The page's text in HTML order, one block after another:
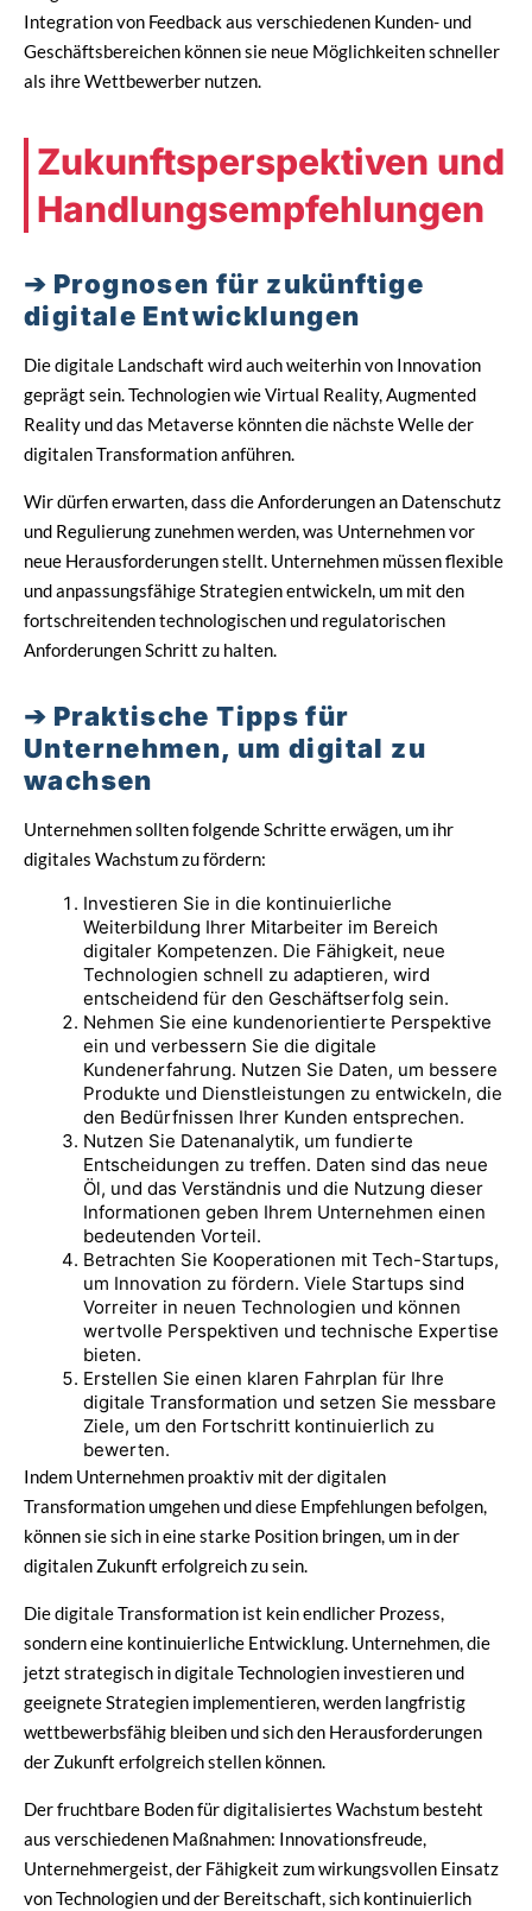
Integration von Feedback aus verschiedenen Kunden- und
Geschäftsbereichen können sie neue Möglichkeiten schneller
als ihre Wettbewerber nutzen.
Zukunftsperspektiven und
Handlungsempfehlungen
Prognosen für zukünftige
digitale Entwicklungen
Die digitale Landschaft wird auch weiterhin von Innovation
geprägt sein. Technologien wie Virtual Reality, Augmented
Reality und das Metaverse könnten die nächste Welle der
digitalen Transformation anführen.
Wir dürfen erwarten, dass die Anforderungen an Datenschutz
und Regulierung zunehmen werden, was Unternehmen vor
neue Herausforderungen stellt. Unternehmen müssen flexible
und anpassungsfähige Strategien entwickeln, um mit den
fortschreitenden technologischen und regulatorischen
Anforderungen Schritt zu halten.
Praktische Tipps für
Unternehmen, um digital zu
wachsen
Unternehmen sollten folgende Schritte erwägen, um ihr
digitales Wachstum zu fördern:
Investieren Sie in die kontinuierliche
Weiterbildung Ihrer Mitarbeiter im Bereich
digitaler Kompetenzen. Die Fähigkeit, neue
Technologien schnell zu adaptieren, wird
entscheidend für den Geschäftserfolg sein.
Nehmen Sie eine kundenorientierte Perspektive
ein und verbessern Sie die digitale
Kundenerfahrung. Nutzen Sie Daten, um bessere
Produkte und Dienstleistungen zu entwickeln, die
den Bedürfnissen Ihrer Kunden entsprechen.
Nutzen Sie Datenanalytik, um fundierte
Entscheidungen zu treffen. Daten sind das neue
Öl, und das Verständnis und die Nutzung dieser
Informationen geben Ihrem Unternehmen einen
bedeutenden Vorteil.
Betrachten Sie Kooperationen mit Tech-Startups,
um Innovation zu fördern. Viele Startups sind
Vorreiter in neuen Technologien und können
wertvolle Perspektiven und technische Expertise
bieten.
Erstellen Sie einen klaren Fahrplan für Ihre
digitale Transformation und setzen Sie messbare
Ziele, um den Fortschritt kontinuierlich zu
bewerten.
Indem Unternehmen proaktiv mit der digitalen
Transformation umgehen und diese Empfehlungen befolgen,
können sie sich in eine starke Position bringen, um in der
digitalen Zukunft erfolgreich zu sein.
Die digitale Transformation ist kein endlicher Prozess,
sondern eine kontinuierliche Entwicklung. Unternehmen, die
jetzt strategisch in digitale Technologien investieren und
geeignete Strategien implementieren, werden langfristig
wettbewerbsfähig bleiben und sich den Herausforderungen
der Zukunft erfolgreich stellen können.
Der fruchtbare Boden für digitalisiertes Wachstum besteht
aus verschiedenen Maßnahmen: Innovationsfreude,
Unternehmergeist, der Fähigkeit zum wirkungsvollen Einsatz
von Technologien und der Bereitschaft, sich kontinuierlich